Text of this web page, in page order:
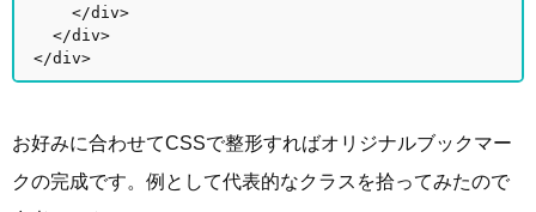
</div>
</div>
</div>
お好みに合わせてCSSで整形すればオリジナルブックマー
クの完成です。例として代表的なクラスを拾ってみたので